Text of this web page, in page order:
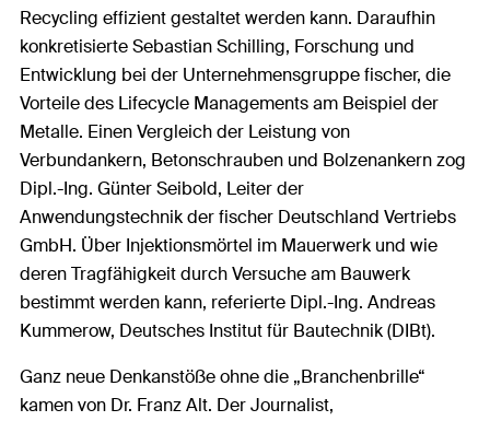
Recycling effizient gestaltet werden kann. Daraufhin
konkretisierte Sebastian Schilling, Forschung und
Entwicklung bei der Unternehmensgruppe fischer, die
Vorteile des Lifecycle Managements am Beispiel der
Metalle. Einen Vergleich der Leistung von
Verbundankern, Betonschrauben und Bolzenankern zog
Dipl.-Ing. Günter Seibold, Leiter der
Anwendungstechnik der fischer Deutschland Vertriebs
GmbH. Über Injektionsmörtel im Mauerwerk und wie
deren Tragfähigkeit durch Versuche am Bauwerk
bestimmt werden kann, referierte Dipl.-Ing. Andreas
Kummerow, Deutsches Institut für Bautechnik (DIBt).
Ganz neue Denkanstöße ohne die „Branchenbrille“
kamen von Dr. Franz Alt. Der Journalist,